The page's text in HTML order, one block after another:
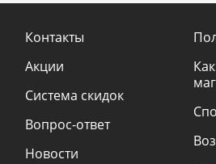
Контакты
Акции
Система скидок
Вопрос-ответ
Новости